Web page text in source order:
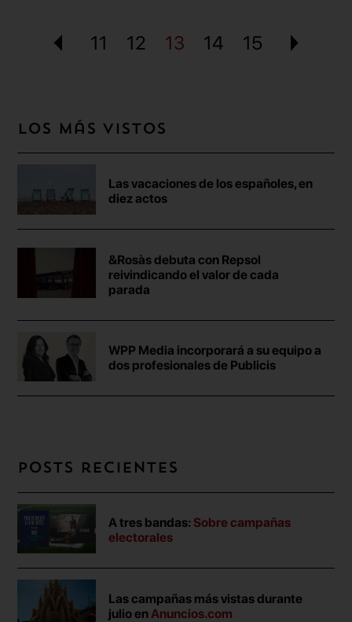
11 12 13 14 15
Los más vistos
Las vacaciones de los españoles, en
diez actos
&Rosàs debuta con Repsol
reivindicando el valor de cada
parada
WPP Media incorporará a su equipo a
dos profesionales de Publicis
Posts recientes
A tres bandas: Sobre campañas
electorales
Las campañas más vistas durante
julio enAnuncios.com